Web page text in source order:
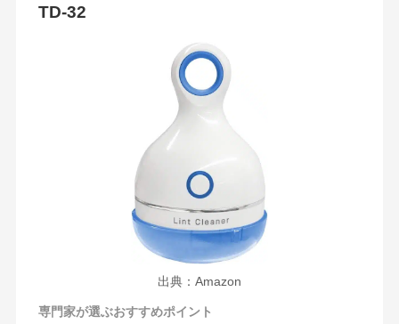
TD-32
出典：Amazon
専門家が選ぶおすすめポイント